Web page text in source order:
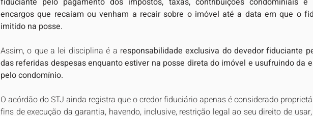
encargos que recaiam ou venham a recair sobre o imóvel até a data em que o
imitido na posse.
Assim, o que a lei disciplina é a responsabilidade exclusiva do devedor fiduciante
das referidas despesas enquanto estiver na posse direta do imóvel e usufruindo da
pelo condomínio.
O acórdão do STJ ainda registra que o credor fiduciário apenas é considerado
fins de execução da garantia, havendo, inclusive, restrição legal ao seu direito de